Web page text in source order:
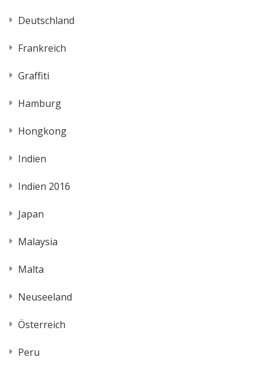
Deutschland
Frankreich
Graffiti
Hamburg
Hongkong
Indien
Indien 2016
Japan
Malaysia
Malta
Neuseeland
Österreich
Peru